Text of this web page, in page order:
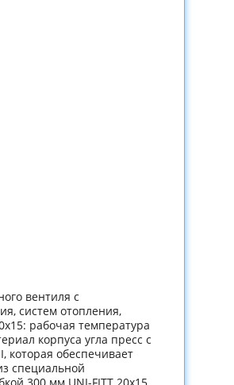
вентиля с
систем отопления,
рабочая температура
корпуса угла пресс с
которая обеспечивает
специальной